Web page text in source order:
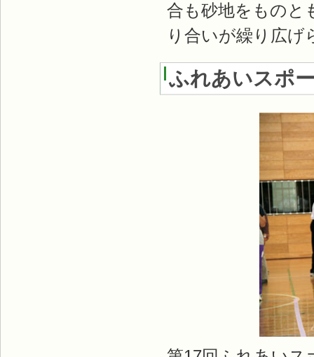
合も砂地をものと
り合いが繰り広げ
ふれあいスポ